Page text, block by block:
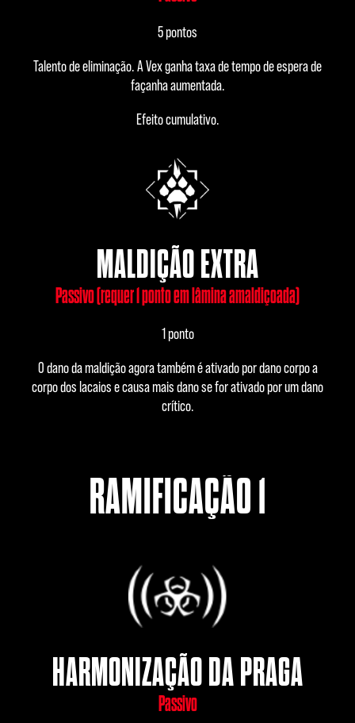
5 pontos
Talento de eliminação. A Vex ganha taxa de tempo de espera de
façanha aumentada.
Efeito cumulativo.
MALDIÇÃO EXTRA
Passivo (requer 1 ponto em lâmina amaldiçoada)
1 ponto
O dano da maldição agora também é ativado por dano corpo a
corpo dos lacaios e causa mais dano se for ativado por um dano
crítico.
RAMIFICAÇÃO 1
HARMONIZAÇÃO DA PRAGA
Passivo